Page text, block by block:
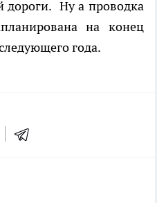
Ну а проводка
на конец
года.